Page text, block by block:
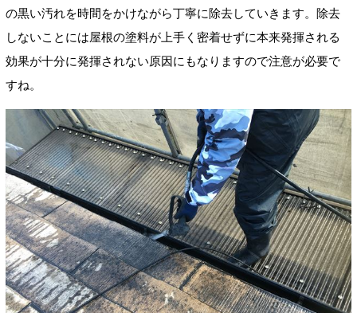
の黒い汚れを時間をかけながら丁寧に除去していきます。除去
しないことには屋根の塗料が上手く密着せずに本来発揮される
効果が十分に発揮されない原因にもなりますので注意が必要で
すね。